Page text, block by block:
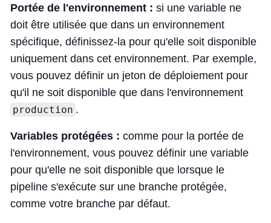
Portée de l'environnement : si une variable ne
doit être utilisée que dans un environnement
spécifique, définissez-la pour qu'elle soit disponible
uniquement dans cet environnement. Par exemple,
vous pouvez définir un jeton de déploiement pour
qu'il ne soit disponible que dans l'environnement
production .
Variables protégées : comme pour la portée de
l'environnement, vous pouvez définir une variable
pour qu'elle ne soit disponible que lorsque le
pipeline s'exécute sur une branche protégée,
comme votre branche par défaut.